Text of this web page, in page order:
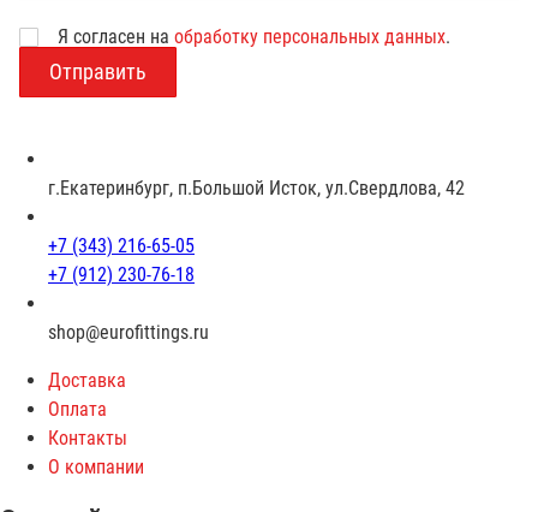
з
Я согласен на обработку персональных данных.
г.Екатеринбург, п.Большой Исток, ул.Свердлова, 42
+7 (343) 216-65-05
+7 (912) 230-76-18
shop@eurofittings.ru
Доставка
Оплата
Контакты
О компании